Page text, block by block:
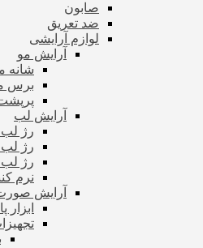
صابون
ضد تعریق
لوازم آرایشی
آرایش مو
شانه
برس
آرایش لب
رژ لب
رژ لب
رژ
نرم
آرایش